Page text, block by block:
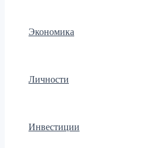
Экономика
Личности
Инвестиции